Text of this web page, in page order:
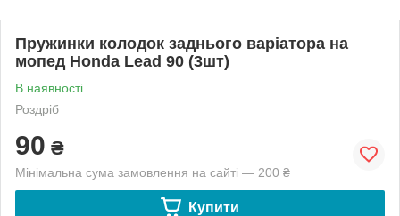
Пружинки колодок заднього варіатора на
мопед Honda Lead 90 (3шт)
В наявності
Роздріб
90 ₴
Мінімальна сума замовлення на сайті — 200 ₴
Купити